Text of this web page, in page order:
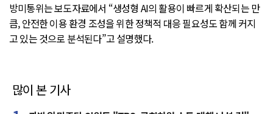
방미통위는 보도자료에서 “생성형 AI의 활용이 빠르게 확산되는 만
큼, 안전한 이용 환경 조성을 위한 정책적 대응 필요성도 함께 커지
고 있는 것으로 분석된다”고 설명했다.
많이 본 기사